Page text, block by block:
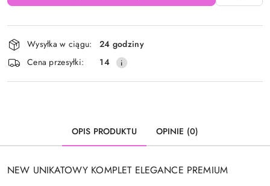
Dostępność
i
dostawa
Wysyłka w ciągu:
24 godziny
Cena przesyłki:
14
OPIS PRODUKTU OPINIE (0)
NEW UNIKATOWY KOMPLET ELEGANCE PREMIUM